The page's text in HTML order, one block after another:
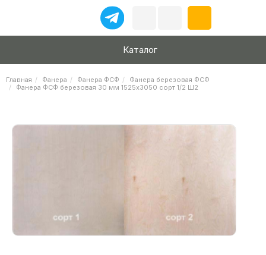
Каталог
Главная Фанера Фанера ФСФ
Фанера березовая ФСФ
Фанера ФСФ березовая 30 мм 1525х3050 сорт 1/2 Ш2